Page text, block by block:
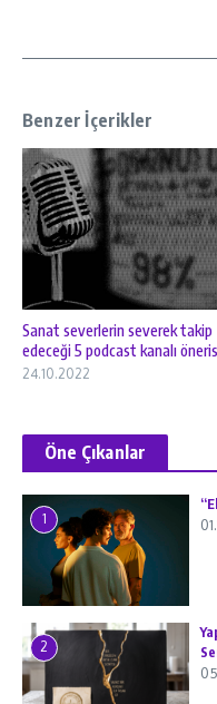
Benzer İçerikler
Sanat severlerin severek takip
edeceği 5 podcast kanalı
24.10.2022
Öne Çıkanlar
1
2